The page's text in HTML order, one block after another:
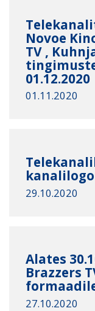
Novoe
TV ,
01.12.2020
01.11.2020
kanalilogo
29.10.2020
Alates
Brazzers
27.10.2020